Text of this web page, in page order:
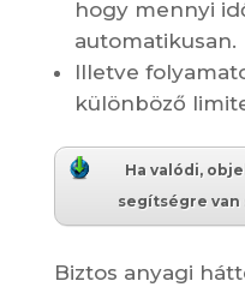
hogy mennyi
automatikusan.
Illetve
különböző
Ha valódi,
segítségre
Biztos anyagi